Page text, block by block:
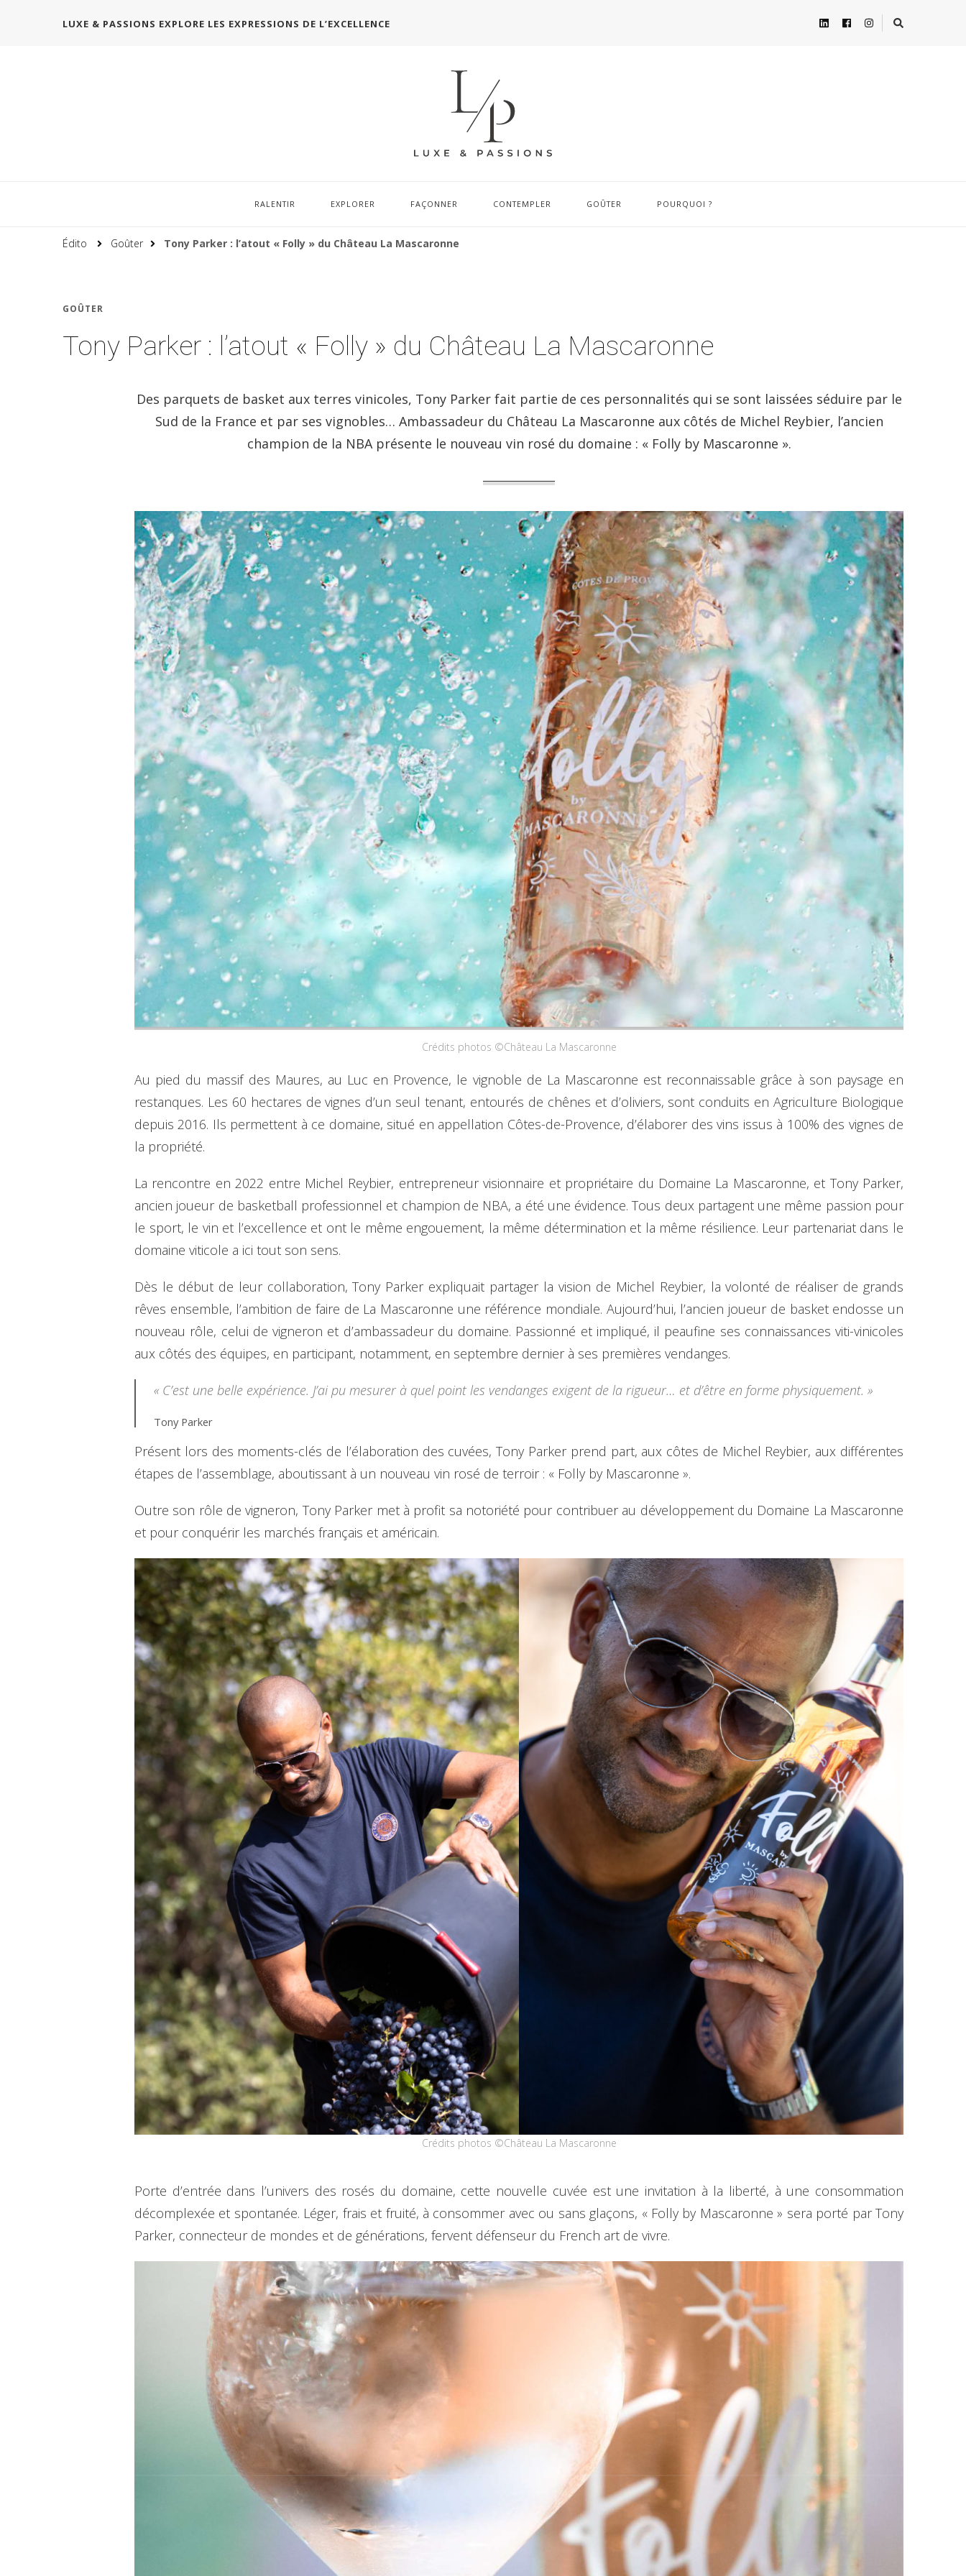
LUXE & PASSIONS EXPLORE LES EXPRESSIONS DE L’EXCELLENCE
RALENTIR EXPLORER FAÇONNER CONTEMPLER GOÛTER POURQUOI ?
Édito Goûter Tony Parker : l’atout « Folly » du Château La Mascaronne
GOÛTER
Tony Parker : l’atout « Folly » du Château La Mascaronne
Des parquets de basket aux terres vinicoles, Tony Parker fait partie de ces personnalités qui se sont laissées séduire par le
Sud de la France et par ses vignobles… Ambassadeur du Château La Mascaronne aux côtés de Michel Reybier, l’ancien
champion de la NBA présente le nouveau vin rosé du domaine : « Folly by Mascaronne ».
Crédits photos ©Château La Mascaronne
Au pied du massif des Maures, au Luc en Provence, le vignoble de La Mascaronne est reconnaissable grâce à son paysage en
restanques. Les 60 hectares de vignes d’un seul tenant, entourés de chênes et d’oliviers, sont conduits en Agriculture Biologique
depuis 2016. Ils permettent à ce domaine, situé en appellation Côtes-de-Provence, d’élaborer des vins issus à 100% des vignes de
la propriété.
La rencontre en 2022 entre Michel Reybier, entrepreneur visionnaire et propriétaire du Domaine La Mascaronne, et Tony Parker,
ancien joueur de basketball professionnel et champion de NBA, a été une évidence. Tous deux partagent une même passion pour
le sport, le vin et l’excellence et ont le même engouement, la même détermination et la même résilience. Leur partenariat dans le
domaine viticole a ici tout son sens.
Dès le début de leur collaboration, Tony Parker expliquait partager la vision de Michel Reybier, la volonté de réaliser de grands
rêves ensemble, l’ambition de faire de La Mascaronne une référence mondiale. Aujourd’hui, l’ancien joueur de basket endosse un
nouveau rôle, celui de vigneron et d’ambassadeur du domaine. Passionné et impliqué, il peaufine ses connaissances viti-vinicoles
aux côtés des équipes, en participant, notamment, en septembre dernier à ses premières vendanges.
« C’est une belle expérience. J’ai pu mesurer à quel point les vendanges exigent de la rigueur… et d’être en forme physiquement. »
Tony Parker
Présent lors des moments-clés de l’élaboration des cuvées, Tony Parker prend part, aux côtes de Michel Reybier, aux différentes
étapes de l’assemblage, aboutissant à un nouveau vin rosé de terroir : « Folly by Mascaronne ».
Outre son rôle de vigneron, Tony Parker met à profit sa notoriété pour contribuer au développement du Domaine La Mascaronne
et pour conquérir les marchés français et américain.
Crédits photos ©Château La Mascaronne
Porte d’entrée dans l’univers des rosés du domaine, cette nouvelle cuvée est une invitation à la liberté, à une consommation
décomplexée et spontanée. Léger, frais et fruité, à consommer avec ou sans glaçons, « Folly by Mascaronne » sera porté par Tony
Parker, connecteur de mondes et de générations, fervent défenseur du French art de vivre.